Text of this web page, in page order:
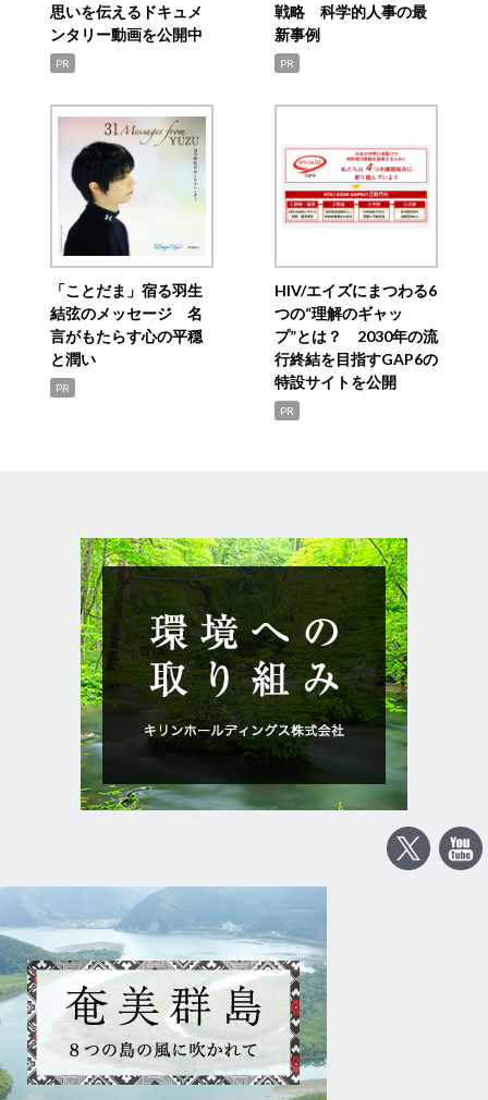
思いを伝えるドキュメ
ンタリー動画を公開中
PR
戦略 科学的人事の最
新事例
PR
「ことだま」宿る羽生
結弦のメッセージ 名
言がもたらす心の平穏
と潤い
PR
HIV/エイズにまつわる6
つの“理解のギャッ
プ”とは？ 2030年の流
行終結を目指すGAP6の
特設サイトを公開
PR